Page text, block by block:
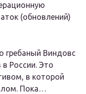
(обновлений)
гребаный Виндовс
России. Это
в которой
Пока…